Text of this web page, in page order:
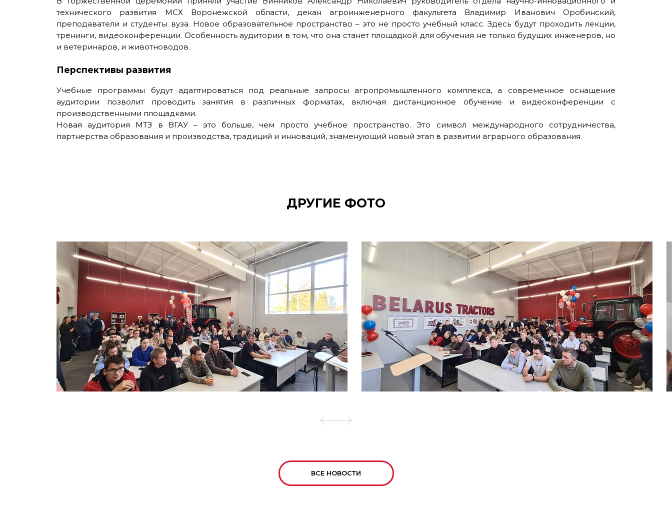
технического развития МСХ Воронежской области, декан агроинженерного факультета Владимир Иванович Оробинский,
преподаватели и студенты вуза. Новое образовательное пространство – это не просто учебный класс. Здесь будут проходить лекции,
тренинги, видеоконференции. Особенность аудитории в том, что она станет площадкой для обучения не только будущих инженеров, но
и ветеринаров, и животноводов.
Перспективы развития
Учебные программы будут адаптироваться под реальные запросы агропромышленного комплекса, а современное оснащение
аудитории позволит проводить занятия в различных форматах, включая дистанционное обучение и видеоконференции с
производственными площадками.
Новая аудитория МТЗ в ВГАУ – это больше, чем просто учебное пространство. Это символ международного сотрудничества,
партнерства образования и производства, традиций и инноваций, знаменующий новый этап в развитии аграрного образования.
ДРУГИЕ ФОТО
ВСЕ НОВОСТИ